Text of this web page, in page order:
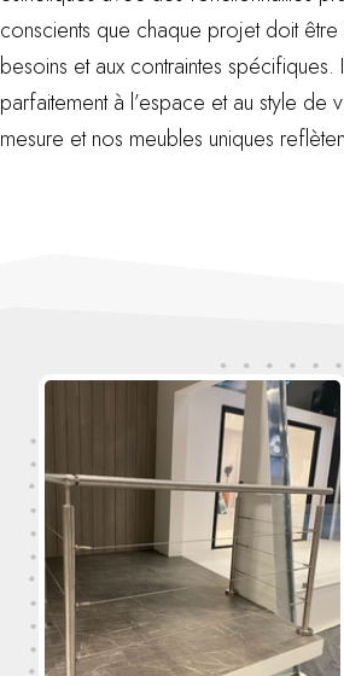
conscients que chaque projet doit
besoins et aux contraintes spécifiques.
parfaitement à l’espace et au style de
mesure et nos meubles uniques